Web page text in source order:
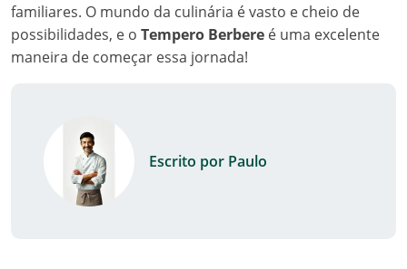
familiares. O mundo da culinária é vasto e cheio de
possibilidades, e o Tempero Berbere é uma excelente
maneira de começar essa jornada!
Escrito por Paulo